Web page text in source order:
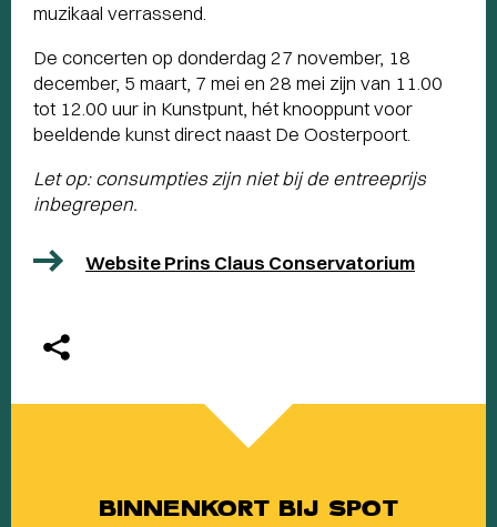
muzikaal verrassend.
De concerten op donderdag 27 november, 18
december, 5 maart, 7 mei en 28 mei zijn van 11.00
tot 12.00 uur in Kunstpunt, hét knooppunt voor
beeldende kunst direct naast De Oosterpoort.
Let op: consumpties zijn niet bij de entreeprijs
inbegrepen.
Website Prins Claus Conservatorium
BINNENKORT BIJ SPOT